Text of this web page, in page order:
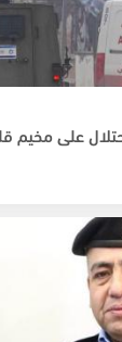
على مخيم